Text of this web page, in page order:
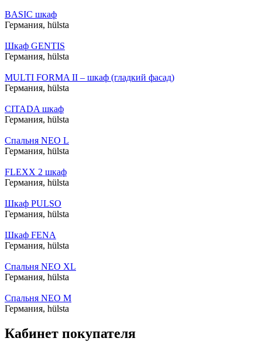
BASIC шкаф
Германия, hülsta
Шкаф GENTIS
Германия, hülsta
MULTI FORMA II – шкаф (гладкий фасад)
Германия, hülsta
CITADA шкаф
Германия, hülsta
Спальня NEO L
Германия, hülsta
FLEXX 2 шкаф
Германия, hülsta
Шкаф PULSO
Германия, hülsta
Шкаф FENA
Германия, hülsta
Спальня NEO XL
Германия, hülsta
Спальня NEO M
Германия, hülsta
Кабинет покупателя